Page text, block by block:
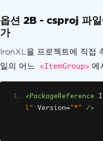
옵션 2B - csproj 파
가
IronXL을 프로젝트에 직접
일의 어느
<ItemGroup> 에
<PackageReference
l"
Version="*" />